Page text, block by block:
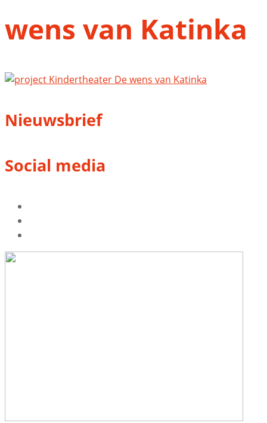
wens van Katinka
Nieuwsbrief
Social media